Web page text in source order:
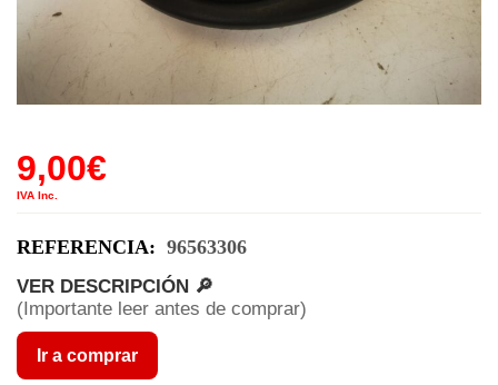
9,00€
IVA Inc.
REFERENCIA: 96563306
VER DESCRIPCIÓN 🔎
(Importante leer antes de comprar)
Ir a comprar